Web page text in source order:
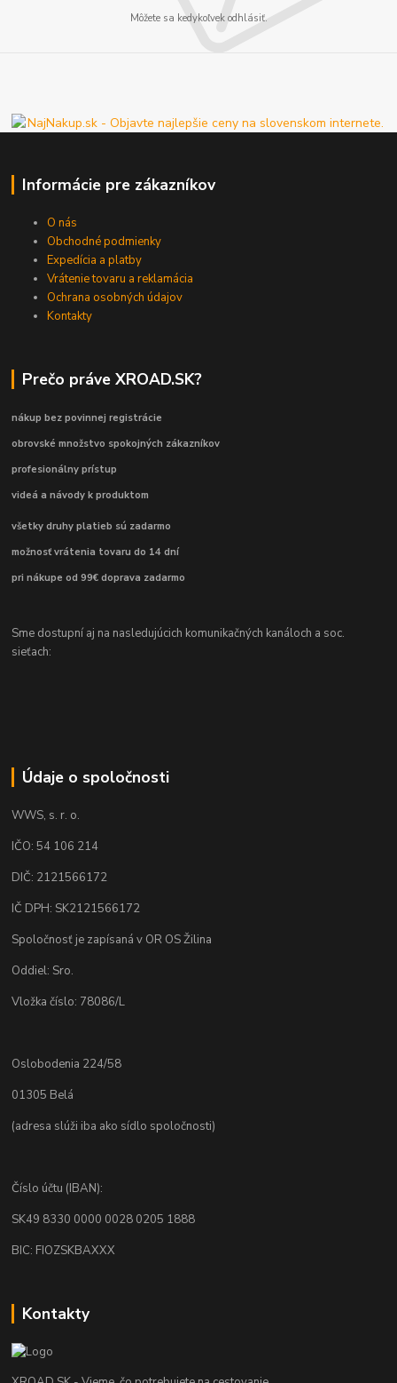
Môžete sa kedykoľvek odhlásiť.
Informácie pre zákazníkov
O nás
Obchodné podmienky
Expedícia a platby
Vrátenie tovaru a reklamácia
Ochrana osobných údajov
Kontakty
Prečo práve XROAD.SK?
nákup bez povinnej registrácie
obrovské množstvo spokojných zákazníkov
profesionálny prístup
videá a návody k produktom
všetky druhy platieb sú zadarmo
možnosť vrátenia tovaru do 14 dní
pri nákupe od 99€ doprava zadarmo
Sme dostupní aj na nasledujúcich komunikačných kanáloch a soc.
sieťach:
Údaje o spoločnosti
WWS, s. r. o.
IČO: 54 106 214
DIČ: 2121566172
IČ DPH: SK2121566172
Spoločnosť je zapísaná v OR OS Žilina
Oddiel: Sro.
Vložka číslo: 78086/L
Oslobodenia 224/58
01305 Belá
(adresa slúži iba ako sídlo spoločnosti)
Číslo účtu (IBAN):
SK49 8330 0000 0028 0205 1888
BIC: FIOZSKBAXXX
Kontakty